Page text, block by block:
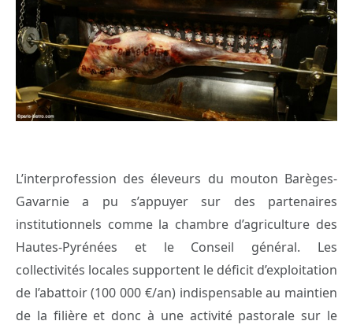
L’interprofession des éleveurs du mouton Barèges-
Gavarnie a pu s’appuyer sur des partenaires
institutionnels comme la chambre d’agriculture des
Hautes-Pyrénées et le Conseil général. Les
collectivités locales supportent le déficit d’exploitation
de l’abattoir (100 000 €/an) indispensable au maintien
de la filière et donc à une activité pastorale sur le